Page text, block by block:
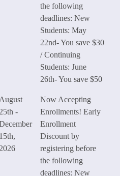
the following
deadlines: New
Students: May
22nd- You save $30
/ Continuing
Students: June
26th- You save $50
August
25th -
15th,
2026
Now Accepting
Enrollments! Early
Enrollment
Discount by
registering before
the following
deadlines: New